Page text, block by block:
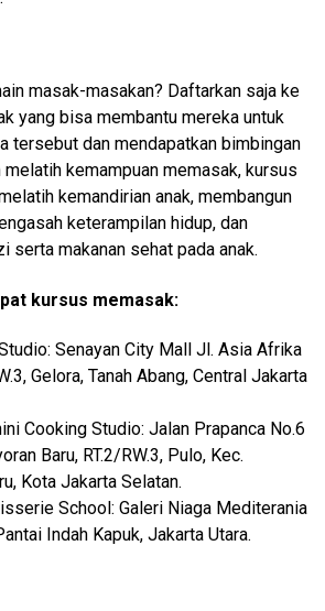
masak-masakan? Daftarkan saja ke
yang bisa membantu mereka untuk
tersebut dan mendapatkan bimbingan
melatih kemampuan memasak, kursus
kemandirian anak, membangun
keterampilan hidup, dan
serta makanan sehat pada anak.
kursus memasak:
Senayan City Mall Jl. Asia Afrika
Gelora, Tanah Abang, Central Jakarta
Cooking Studio: Jalan Prapanca No.6
Baru, RT.2/RW.3, Pulo, Kec.
Kota Jakarta Selatan.
School: Galeri Niaga Mediterania
Indah Kapuk, Jakarta Utara.